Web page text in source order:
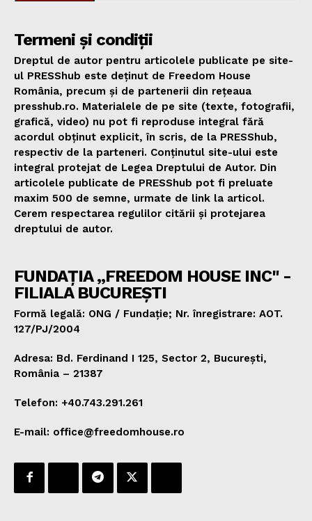
Termeni și condiții
Dreptul de autor pentru articolele publicate pe site-
ul PRESShub este deținut de Freedom House
România, precum și de partenerii din rețeaua
presshub.ro. Materialele de pe site (texte, fotografii,
grafică, video) nu pot fi reproduse integral fără
acordul obținut explicit, în scris, de la PRESShub,
respectiv de la parteneri. Conținutul site-ului este
integral protejat de Legea Dreptului de Autor. Din
articolele publicate de PRESShub pot fi preluate
maxim 500 de semne, urmate de link la articol.
Cerem respectarea regulilor citării și protejarea
dreptului de autor.
FUNDAȚIA „FREEDOM HOUSE INC" -
FILIALA BUCUREȘTI
Formă legală: ONG / Fundație; Nr. înregistrare: AOT.
127/PJ/2004
Adresa: Bd. Ferdinand I 125, Sector 2, București,
România – 21387
Telefon: +40.743.291.261
E-mail: office@freedomhouse.ro